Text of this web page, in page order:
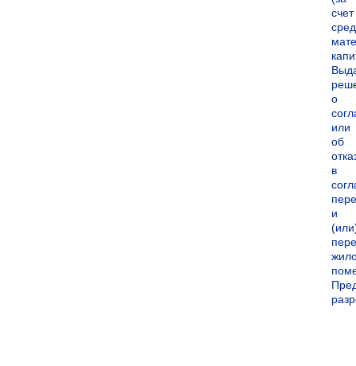
счет
о
или
об
в
и